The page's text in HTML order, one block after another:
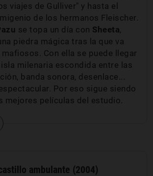
viajes de Gulliver" y hasta el
de los hermanos Fleischer.
se topa un día con Sheeta,
piedra mágica tras la que va
mafiosos. Con ella se puede llegar
isla milenaria escondida entre las
banda sonora, desenlace...
Por eso sigue siendo
mejores películas del estudio.
ambulante (2004)